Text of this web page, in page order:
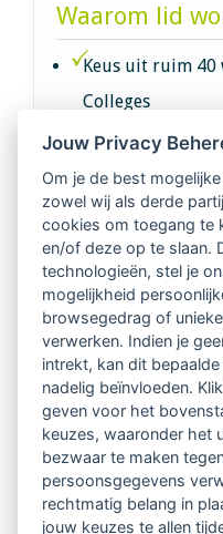
Waarom lid
Keus uit ruim 40
Colleges
Intervisie met
Netwerk van
regio's
Vindbaar voor
Tijdschrift voor
Lid worden van LVSC
Jouw Privacy
Om je de best
zowel wij als derde
cookies om toegang te
en/of deze op te slaan.
technologieën, stel je
mogelijkheid
browsegedrag of
verwerken. Indien je
intrekt, kan dit
nadelig beïnvloeden.
geven voor het
keuzes, waaronder het
bezwaar te maken
persoonsgegevens
rechtmatig belang in
jouw keuzes te allen